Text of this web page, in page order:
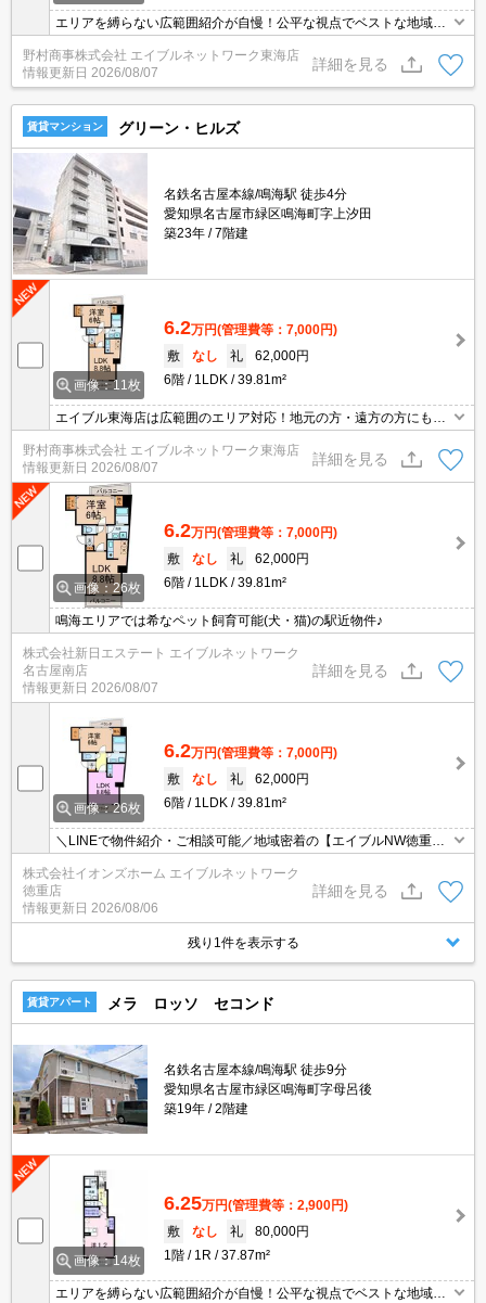
エリアを縛らない広範囲紹介が自慢！公平な視点でベストな地域を
ご提案します。現地集合・オンライン対応！
野村商事株式会社 エイブルネットワーク東海店
情報更新日 2026/08/07
詳細を見る
賃貸マンション グリーン・ヒルズ
名鉄名古屋本線/鳴海駅 徒歩4分
愛知県名古屋市緑区鳴海町字上汐田
築23年
7階建
画像：11枚
6.2万円(管理費等：7,000円)
敷
なし 礼
62,000円
6階
1LDK 39.81m²
エイブル東海店は広範囲のエリア対応！地元の方・遠方の方にも公
平な視点で提案♪見るだけ・オンライン可！
野村商事株式会社 エイブルネットワーク東海店
情報更新日 2026/08/07
詳細を見る
画像：26枚
6.2万円(管理費等：7,000円)
敷
なし 礼
62,000円
6階
1LDK 39.81m²
鳴海エリアでは希なペット飼育可能(犬・猫)の駅近物件♪
株式会社新日エステート エイブルネットワーク
名古屋南店
情報更新日 2026/08/07
詳細を見る
画像：26枚
6.2万円(管理費等：7,000円)
敷
なし 礼
62,000円
6階
1LDK 39.81m²
＼LINEで物件紹介・ご相談可能／地域密着の【エイブルNW徳重
店】です♪地元出身スタッフが周辺環境まで丁寧にご案内！【当日予
約可能】
株式会社イオンズホーム エイブルネットワーク
徳重店
情報更新日 2026/08/06
詳細を見る
残り1件を表示する
賃貸アパート メラ ロッソ セコンド
名鉄名古屋本線/鳴海駅 徒歩9分
愛知県名古屋市緑区鳴海町字母呂後
築19年
2階建
画像：14枚
6.25万円(管理費等：2,900円)
敷
なし 礼
80,000円
1階
1R 37.87m²
エリアを縛らない広範囲紹介が自慢！公平な視点でベストな地域を